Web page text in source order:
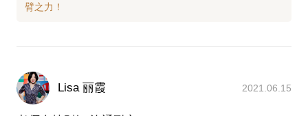
Lisa 丽霞 2021.06.15